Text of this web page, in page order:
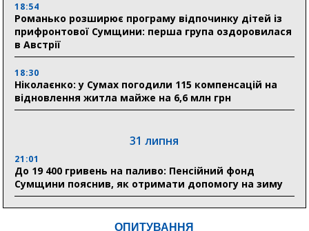
18:54
Романько розширює програму відпочинку дітей із
прифронтової Сумщини: перша група оздоровилася
в Австрії
18:30
Ніколаєнко: у Сумах погодили 115 компенсацій на
відновлення житла майже на 6,6 млн грн
31 липня
21:01
До 19 400 гривень на паливо: Пенсійний фонд
Сумщини пояснив, як отримати допомогу на зиму
ОПИТУВАННЯ